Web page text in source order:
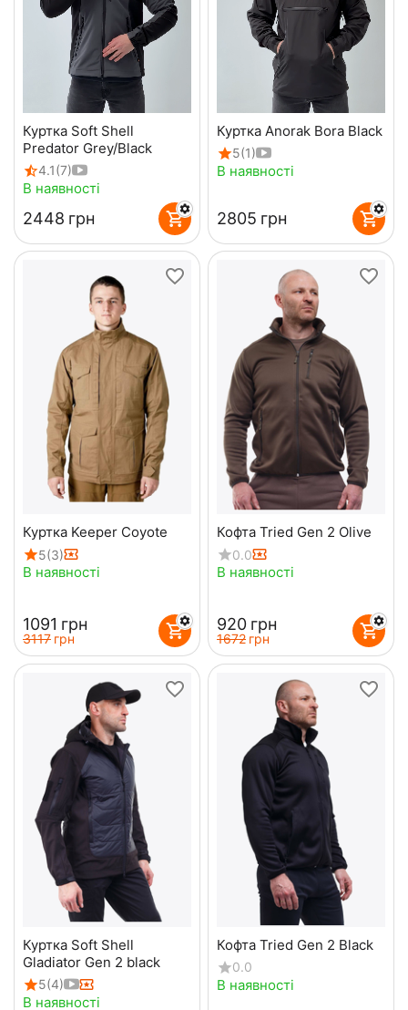
Куртка Soft Shell
Predator Grey/Black
4.1(7)
В наявності
‍2448‍ грн
Куртка Anorak Bora Black
5(1)
В наявності
‍2805‍ грн
Куртка Keeper Coyote
5(3)
В наявності
‍1091‍ грн
‍3117‍ грн
Кофта Tried Gen 2 Olive
0.0
В наявності
‍920‍ грн
‍1672‍ грн
Куртка Soft Shell
Gladiator Gen 2 black
5(4)
В наявності
Кофта Tried Gen 2 Black
0.0
В наявності